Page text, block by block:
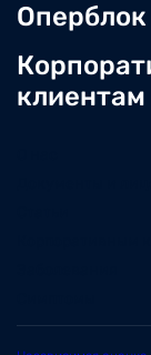
Оперблок
клиентам